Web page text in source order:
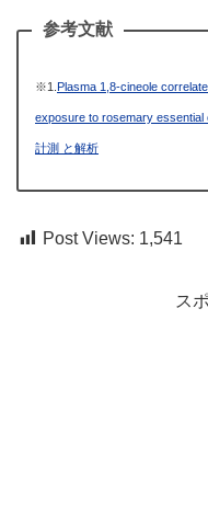
参考文献
※1. Plasma 1,8-cineole
exposure to rosemary essential
計測 と解析
Post Views: 1,541
ス